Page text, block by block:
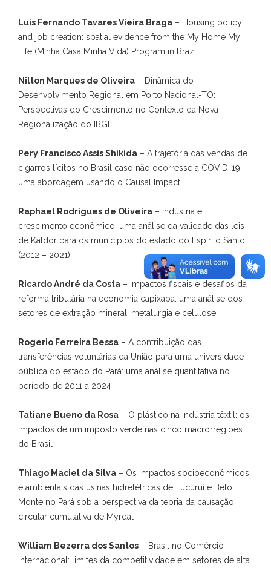
Luis Fernando Tavares Vieira Braga – Housing policy
and job creation: spatial evidence from the My Home My
Life (Minha Casa Minha Vida) Program in Brazil
Nilton Marques de Oliveira – Dinâmica do
Desenvolvimento Regional em Porto Nacional-TO:
Perspectivas do Crescimento no Contexto da Nova
Regionalização do IBGE
Pery Francisco Assis Shikida – A trajetória das vendas de
cigarros lícitos no Brasil caso não ocorresse a COVID-19:
uma abordagem usando o Causal Impact
Raphael Rodrigues de Oliveira – Indústria e
crescimento econômico: uma análise da validade das leis
de Kaldor para os municípios do estado do Espírito Santo
(2012 – 2021)
Ricardo André da Costa – Impactos fiscais e desafios da
reforma tributária na economia capixaba: uma análise dos
setores de extração mineral, metalurgia e celulose
Rogerio Ferreira Bessa – A contribuição das
transferências voluntárias da União para uma universidade
pública do estado do Pará: uma análise quantitativa no
período de 2011 a 2024
Tatiane Bueno da Rosa – O plástico na indústria têxtil: os
impactos de um imposto verde nas cinco macrorregiões
do Brasil
Thiago Maciel da Silva – Os impactos socioeconômicos
e ambientais das usinas hidrelétricas de Tucuruí e Belo
Monte no Pará sob a perspectiva da teoria da causação
circular cumulativa de Myrdal
William Bezerra dos Santos – Brasil no Comércio
Internacional: limites da competitividade em setores de alta